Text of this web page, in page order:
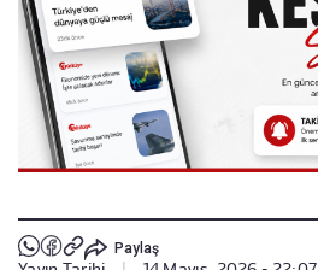
Paylaş